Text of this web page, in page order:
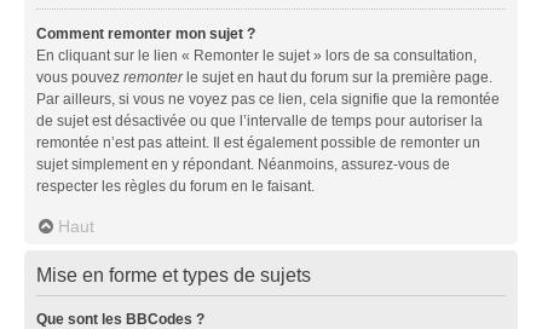
Comment remonter mon sujet ?
En cliquant sur le lien « Remonter le sujet » lors de sa consultation,
vous pouvez remonterle sujet en haut du forum sur la première page.
Par ailleurs, si vous ne voyez pas ce lien, cela signifie que la remontée
de sujet est désactivée ou que l’intervalle de temps pour autoriser la
remontée n’est pas atteint. Il est également possible de remonter un
sujet simplement en y répondant. Néanmoins, assurez-vous de
respecter les règles du forum en le faisant.
Haut
Mise en forme et types de sujets
Que sont les BBCodes ?